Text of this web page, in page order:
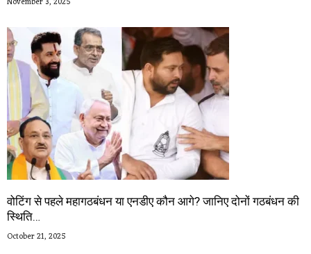
वोटिंग से पहले महागठबंधन या एनडीए कौन आगे? जानिए दोनों गठबंधन की
स्थिति…
October 21, 2025